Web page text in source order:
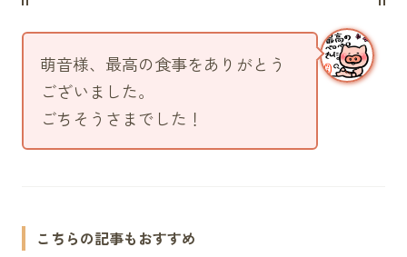
萌音様、最高の食事をありがとう
ございました。
ごちそうさまでした！
こちらの記事もおすすめ